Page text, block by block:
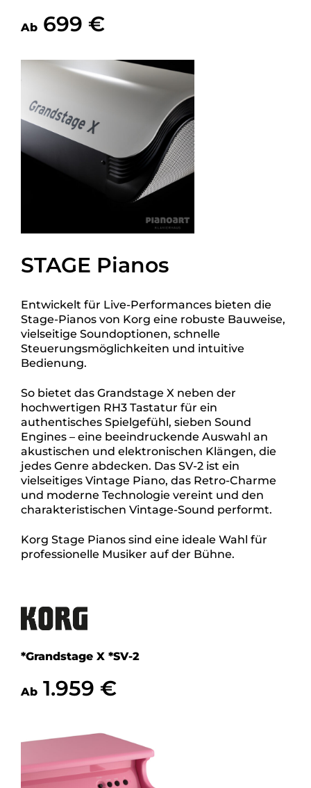
Ab 699 €
STAGE Pianos
Entwickelt für Live-Performances bieten die
Stage-Pianos von Korg eine robuste Bauweise,
vielseitige Soundoptionen, schnelle
Steuerungsmöglichkeiten und intuitive
Bedienung.
So bietet das Grandstage X neben der
hochwertigen RH3 Tastatur für ein
authentisches Spielgefühl, sieben Sound
Engines – eine beeindruckende Auswahl an
akustischen und elektronischen Klängen, die
jedes Genre abdecken. Das SV-2 ist ein
vielseitiges Vintage Piano, das Retro-Charme
und moderne Technologie vereint und den
charakteristischen Vintage-Sound performt.
Korg Stage Pianos sind eine ideale Wahl für
professionelle Musiker auf der Bühne.
*Grandstage X *SV-2
Ab 1.959 €